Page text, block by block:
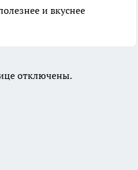
и вкуснее
отключены.